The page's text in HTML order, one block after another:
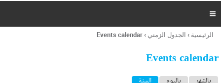
ر
ل
ح

أنت
هنا
الرئيسية › الجدول الزمني ›
Events calendar
Events calendar